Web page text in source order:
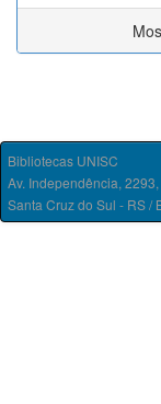
Bibliotecas UNISC
Av. Independência,
Santa Cruz do Sul - RS /